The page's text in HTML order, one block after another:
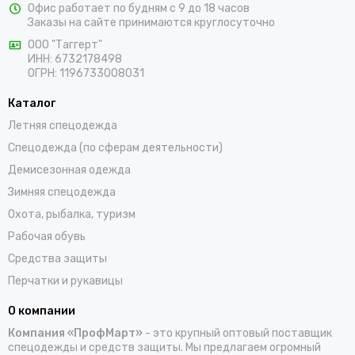
предлагаем выбрать костюмы, комбинезоны, куртки, халаты,
жилеты, фартуки, головные уборы и трикотажные изделия для
работы. Доставка заказов осуществляется по Кеми и всей
России проверенными транспортными компаниями.
Офис работает по будням с 9 до 18 часов
Заказы на сайте принимаются круглосуточно
ООО "Таггерт"
ИНН: 6732178498
ОГРН: 1196733008031
Каталог
Летняя спецодежда
Спецодежда (по сферам деятельности)
Демисезонная одежда
Зимняя спецодежда
Охота, рыбалка, туризм
Рабочая обувь
Средства защиты
Перчатки и рукавицы
О компании
Компания «ПрофМарт» - это крупный оптовый поставщик
спецодежды и средств защиты. Мы предлагаем огромный